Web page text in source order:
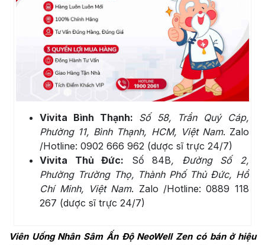
Vivita Bình Thạnh: Số 58, Trần Quý Cáp,
Phường 11, Bình Thạnh, HCM, Việt Nam. Zalo
/Hotline: 0902 666 962 (dược sĩ trực 24/7)
Vivita Thủ Đức: Số 84B, Đường Số 2,
Phường Trường Thọ, Thành Phố Thủ Đức, Hồ
Chí Minh, Việt Nam. Zalo /Hotline: 0889 118
267 (dược sĩ trực 24/7)
Viên Uống Nhân Sâm Ấn Độ NeoWell Zencó bán ở hiệu